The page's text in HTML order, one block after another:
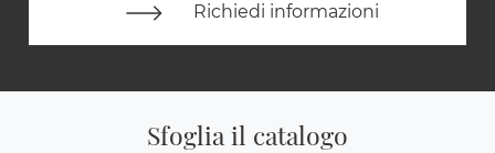
Richiedi informazioni
Sfoglia il catalogo